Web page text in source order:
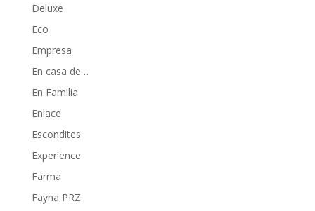
Deluxe
Eco
Empresa
En casa de…
En Familia
Enlace
Escondites
Experience
Farma
Fayna PRZ